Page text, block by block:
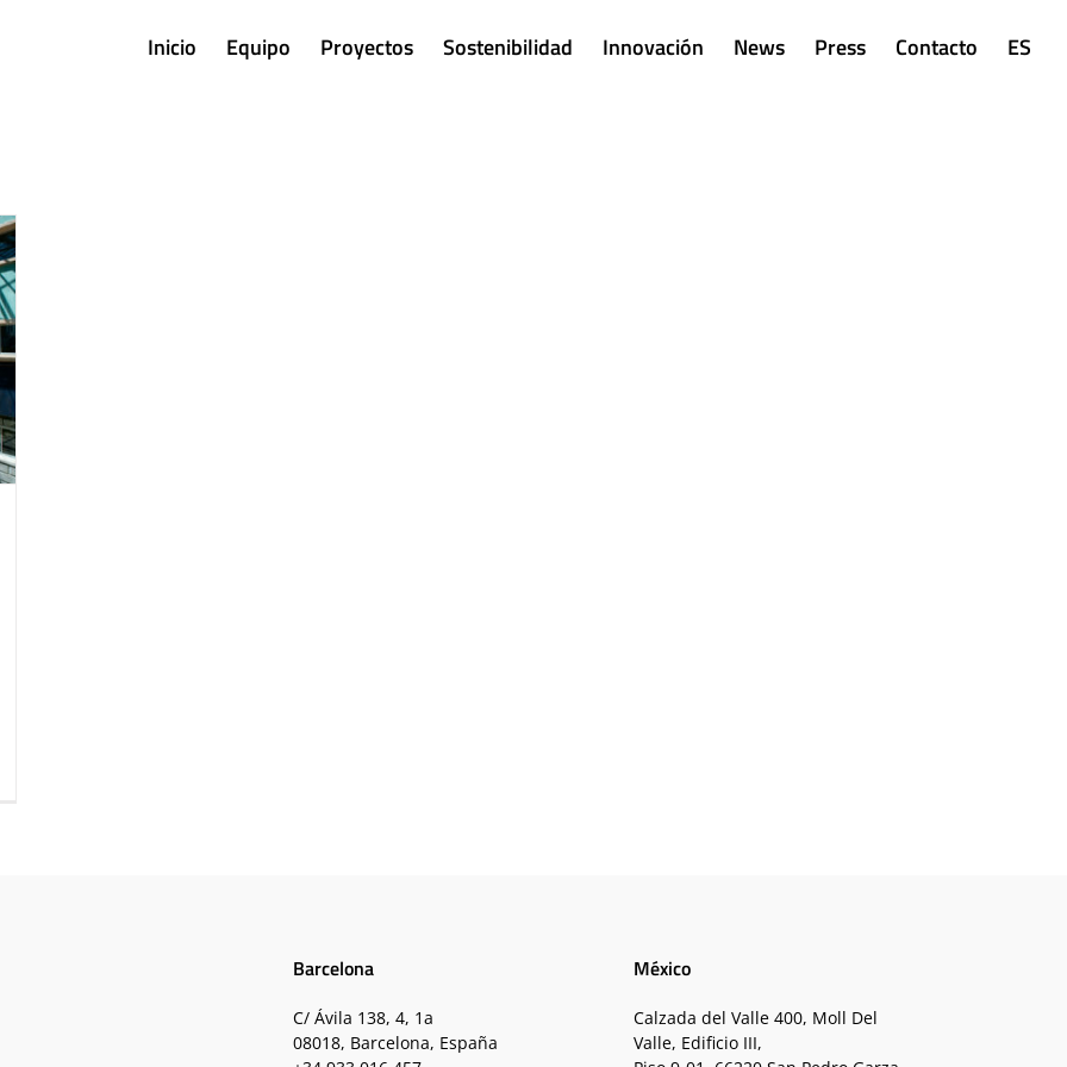
Inicio Equipo Proyectos Sostenibilidad Innovación News Press Contacto ES
Barcelona
C/ Ávila 138, 4, 1a
08018, Barcelona, España
México
Calzada del Valle 400, Moll Del
Valle, Edificio III,